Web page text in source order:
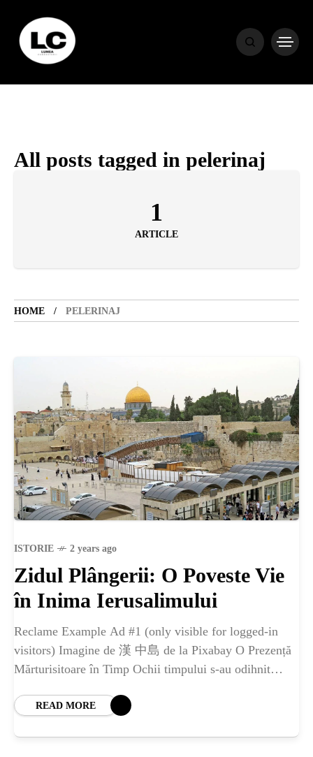
All posts tagged in pelerinaj
1
ARTICLE
HOME PELERINAJ
ISTORIE 2 years ago
Zidul Plângerii: O Poveste Vie
în Inima Ierusalimului
Reclame Example Ad #1 (only visible for logged-in
visitors) Imagine de 漢 中島 de la Pixabay O Prezență
Mărturisitoare în Timp Ochii timpului s-au odihnit
READ MORE
HOME
HOROSCOP
ENGLISH
CONTENT
TRAVEL
SI
INGRIJIRE
ISTORIE
NATURĂ
STIRI
ȘTIINȚA
ANIMALE
OAMENI